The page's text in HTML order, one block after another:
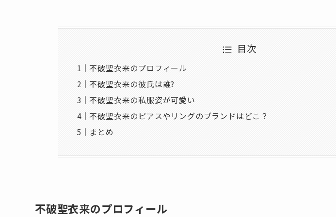
目次
不破聖衣来のプロフィール
不破聖衣来の彼氏は誰?
不破聖衣来の私服姿が可愛い
不破聖衣来のピアスやリングのブランドはどこ？
まとめ
不破聖衣来のプロフィール